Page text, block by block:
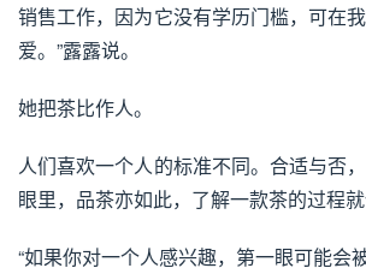
销售工作，因为它没有学历门槛，可在
爱。”露露说。
她把茶比作人。
人们喜欢一个人的标准不同。合适与否
眼里，品茶亦如此，了解一款茶的过程就
“如果你对一个人感兴趣，第一眼可能会